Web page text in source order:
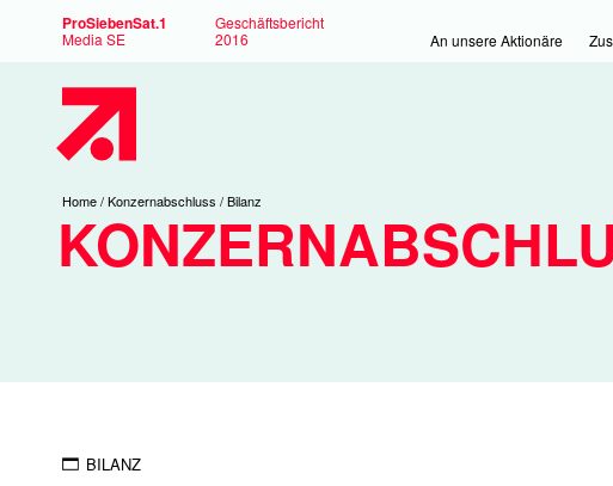
ProSiebenSat.1
Media SE
Geschäftsbericht
2016
An unsere Aktionäre
Sie
sind
hier:
Home Konzernabschluss Bilanz
BILANZ